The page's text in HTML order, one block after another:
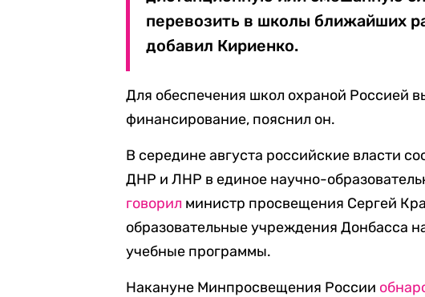
перевозить в школы ближайших
добавил Кириенко.
Для обеспечения школ охраной Россией
финансирование, пояснил он.
В середине августа российские власти
ДНР и ЛНР в единое научно-
говорил министр просвещения Сергей
образовательные учреждения Донбасса
учебные программы.
Накануне Минпросвещения России